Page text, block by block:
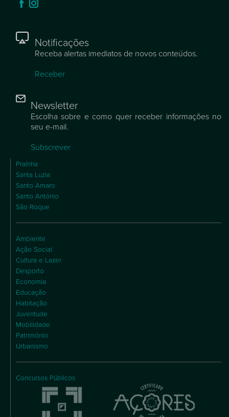
Notificações
Receba alertas imediatos de novos conteúdos.
Receber
Newsletter
Escolha sobre e como quer receber informações no
seu e-mail.
Subscrever
Praínha
Santa Luzia
Santo Amaro
Santo António
São Roque
Ambiente
Ação Social
Cultura e Lazer
Desporto
Economia
Educação
Habitação
Juventude
Mobilidade
Património
Urbanismo
Concursos Públicos